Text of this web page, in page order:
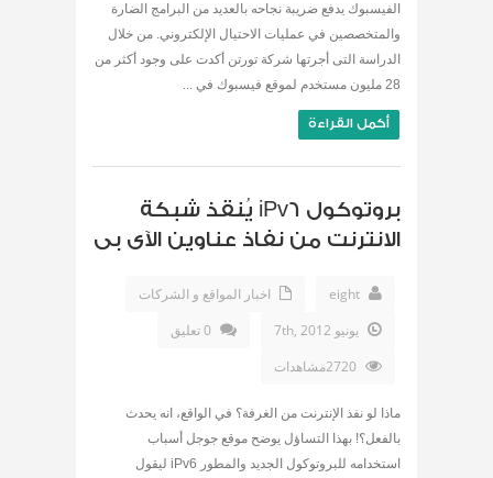
الفيسبوك يدفع ضريبة نجاحه بالعديد من البرامج الضارة
والمتخصصين في عمليات الاحتيال الإلكتروني. من خلال
الدراسة التى أجرتها شركة تورتن أكدت على وجود أكثر من
28 مليون مستخدم لموقع فيسبوك في ...
أكمل القراءة
بروتوكول iPv6 يُنقذ شبكة
الانترنت من نفاذ عناوين الآى بى
eight
اخبار المواقع و الشركات
يونيو 7th, 2012
0 تعليق
ماذا لو نفذ الإنترنت من الغرفة؟ في الواقع، انه يحدث
بالفعل؟! بهذا التساؤل يوضح موقع جوجل أسباب
استخدامه للبروتوكول الجديد والمطور iPv6 ليقول